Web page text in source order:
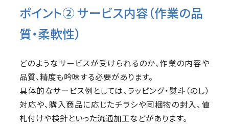
ポイント② サービス内容（作業の品
質・柔軟性）
どのようなサービスが受けられるのか、作業の内容や
品質、精度も吟味する必要があります。
具体的なサービス例としては、ラッピング・熨斗（のし）
対応や、購入商品に応じたチラシや同梱物の封入、値
札付けや検針といった流通加工などがあります。